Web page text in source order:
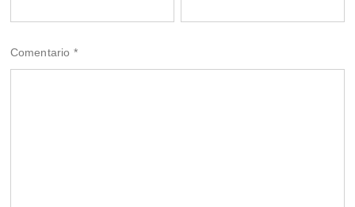
Comentario *